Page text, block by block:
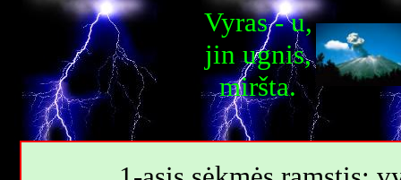
Vyras - u,
jin ugnis,
miršta.